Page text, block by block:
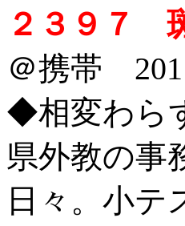
２３９７
＠携帯
◆相変わら
県外教の事
日々。小テ